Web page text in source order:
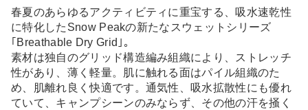
春夏のあらゆるアクティビティに重宝する、吸水速乾性
に特化したSnow Peakの新たなスウェットシリーズ
｢Breathable Dry Grid｣。
素材は独自のグリッド構造編み組織により、ストレッチ
性があり、薄く軽量。肌に触れる面はパイル組織のた
め、肌離れ良く快適です。通気性、吸水拡散性にも優れ
ていて、キャンプシーンのみならず、その他の汗を掻く